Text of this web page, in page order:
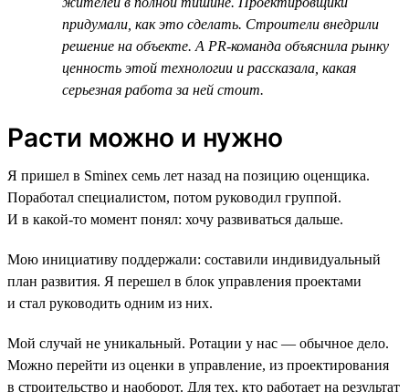
придумали, как это сделать. Строители внедрили
решение на объекте. А PR-команда объяснила рынку
ценность этой технологии и рассказала, какая
серьезная работа за ней стоит.
Расти можно и нужно
Я пришел в Sminex семь лет назад на позицию оценщика.
Поработал специалистом, потом руководил группой.
И в какой-то момент понял: хочу развиваться дальше.
Мою инициативу поддержали: составили индивидуальный
план развития. Я перешел в блок управления проектами
и стал руководить одним из них.
Мой случай не уникальный. Ротации у нас — обычное дело.
Можно перейти из оценки в управление, из проектирования
в строительство и наоборот. Для тех, кто работает на результат